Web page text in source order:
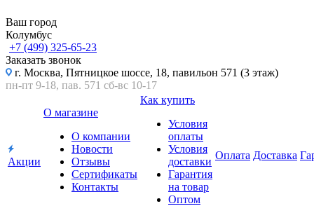
Ваш город
Колумбус
+7 (499) 325-65-23
Заказать звонок
г. Москва, Пятницкое шоссе, 18, павильон 571 (3 этаж)
пн-пт 9-18, пав. 571 сб-вс 10-17
Акции
О магазине
О компании
Новости
Отзывы
Сертификаты
Контакты
Как купить
Условия
оплаты
Условия
доставки
Гарантия
на товар
Оптом
Оплата Доставка